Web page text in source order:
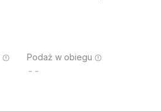
Podaż w obiegu
--